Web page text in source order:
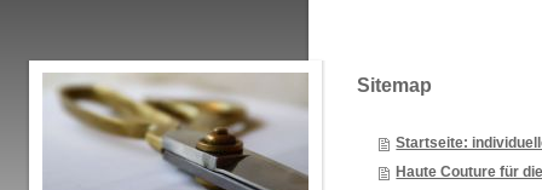
Sitemap
Startseite:
Haute Couture für